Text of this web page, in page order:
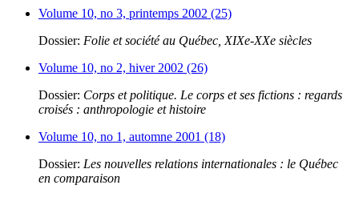
Volume 10, no 3, printemps 2002 (25)
Dossier: Folie et société au Québec, XIXe-XXe siècles
Volume 10, no 2, hiver 2002 (26)
Dossier: Corps et politique. Le corps et ses fictions : regards
croisés : anthropologie et histoire
Volume 10, no 1, automne 2001 (18)
Dossier: Les nouvelles relations internationales : le Québec
en comparaison